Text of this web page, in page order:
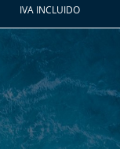
ACTUALIDAD
CONTACTA
IVA INCLUIDO